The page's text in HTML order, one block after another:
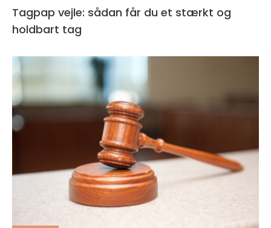
Tagpap vejle: sådan får du et stærkt og
holdbart tag